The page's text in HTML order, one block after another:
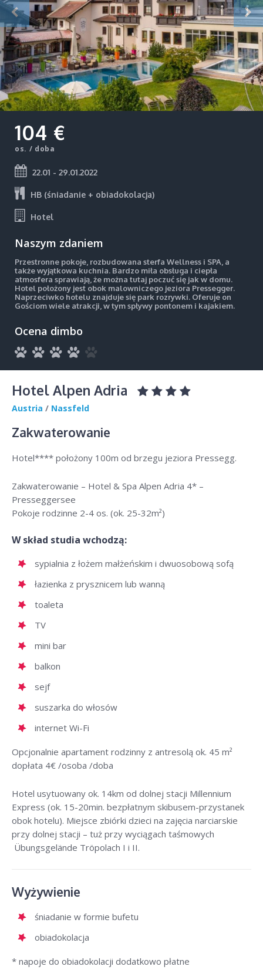
104 €
os. / doba
22.01 - 29.01.2022
HB (śniadanie + obiadokolacja)
Hotel
Naszym zdaniem
Przestronne pokoje, rozbudowana sterfa Wellness i SPA, a
także wyjątkowa kuchnia. Bardzo miła obsługa i ciepła
atmosfera sprawiają, że można tutaj poczuć się jak w domu.
Hotel położony jest obok malowniczego jeziora Pressegger.
Naprzeciwko hotelu znajduje się park rozrywki. Oferuje on
Gościom wiele atrakcji, w tym spływy pontonem i kajakiem.
Ocena dimbo
Hotel Alpen Adria
Austria / Nassfeld
Zakwaterowanie
Hotel**** położony 100m od brzegu jeziora Pressegg.
Zakwaterowanie – Hotel & Spa Alpen Adria 4* –
Presseggersee
Pokoje rodzinne 2-4 os. (ok. 25-32m²)
W skład studia wchodzą:
sypialnia z łożem małżeńskim i dwuosobową sofą
łazienka z prysznicem lub wanną
toaleta
TV
mini bar
balkon
sejf
suszarka do włosów
internet Wi-Fi
Opcjonalnie apartament rodzinny z antresolą ok. 45 m²
dopłata 4€ /osoba /doba
Hotel usytuowany ok. 14km od dolnej stacji Millennium
Express (ok. 15-20min. bezpłatnym skibusem-przystanek
obok hotelu). Miejsce zbiórki dzieci na zajęcia narciarskie
przy dolnej stacji – tuż przy wyciągach taśmowych
Übungsgelände Tröpolach I i II.
Wyżywienie
śniadanie w formie bufetu
obiadokolacja
* napoje do obiadokolacji dodatkowo płatne